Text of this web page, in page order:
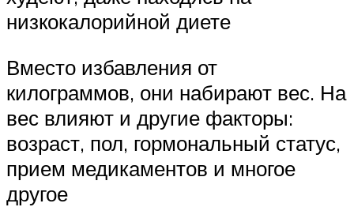
низкокалорийной диете
Вместо избавления от
килограммов, они набирают вес. На
вес влияют и другие факторы:
возраст, пол, гормональный статус,
прием медикаментов и многое
другое